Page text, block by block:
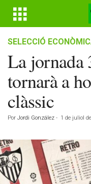
SELECCIÓ
La
tornarà a
clàssic
Por Jordi González - 1 de juliol